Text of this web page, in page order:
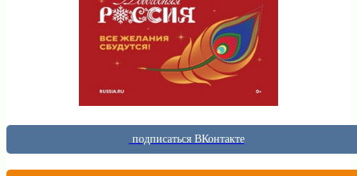
подписаться ВКонтакте